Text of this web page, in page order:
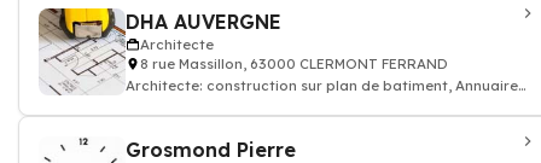
DHA AUVERGNE
Architecte
8 rue Massillon, 63000 CLERMONT FERRAND
Architecte: construction sur plan de batiment, Annuaire
Grosmond Pierre